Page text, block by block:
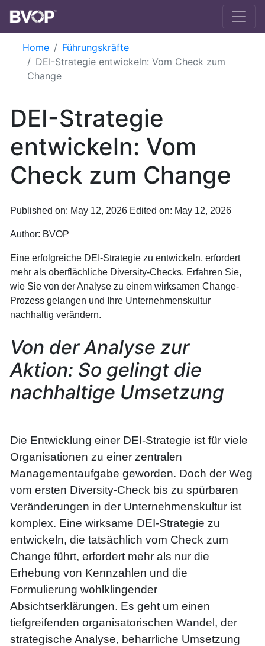
Skip to main content
Home
Führungskräfte
DEI-Strategie entwickeln: Vom Check zum
Change
DEI-Strategie
entwickeln: Vom
Check zum Change
Published on: May 12, 2026 Edited on: May 12, 2026
Author: BVOP
Eine erfolgreiche DEI-Strategie zu entwickeln, erfordert
mehr als oberflächliche Diversity-Checks. Erfahren Sie,
wie Sie von der Analyse zu einem wirksamen Change-
Prozess gelangen und Ihre Unternehmenskultur
nachhaltig verändern.
Von der Analyse zur
Aktion: So gelingt die
nachhaltige Umsetzung
Die Entwicklung einer DEI-Strategie ist für viele
Organisationen zu einer zentralen
Managementaufgabe geworden. Doch der Weg
vom ersten Diversity-Check bis zu spürbaren
Veränderungen in der Unternehmenskultur ist
komplex. Eine wirksame DEI-Strategie zu
entwickeln, die tatsächlich vom Check zum
Change führt, erfordert mehr als nur die
Erhebung von Kennzahlen und die
Formulierung wohlklingender
Absichtserklärungen. Es geht um einen
tiefgreifenden organisatorischen Wandel, der
strategische Analyse, beharrliche Umsetzung